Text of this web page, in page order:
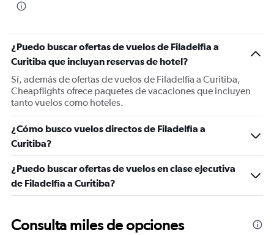
¿Puedo buscar ofertas de vuelos de Filadelfia a
Curitiba que incluyan reservas de hotel?
Sí, además de ofertas de vuelos de Filadelfia a Curitiba,
Cheapflights ofrece paquetes de vacaciones que incluyen
tanto vuelos como hoteles.
¿Cómo busco vuelos directos de Filadelfia a
Curitiba?
¿Puedo buscar ofertas de vuelos en clase ejecutiva
de Filadelfia a Curitiba?
Consulta miles de opciones